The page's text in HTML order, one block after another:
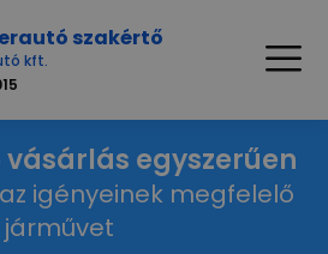
szakértő
kft.
egyszerűen
igényeinek megfelelő
járművet